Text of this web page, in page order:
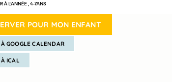
À L’ANNÉE , 4-7ANS
POUR MON ENFANT
GOOGLE CALENDAR
ICAL